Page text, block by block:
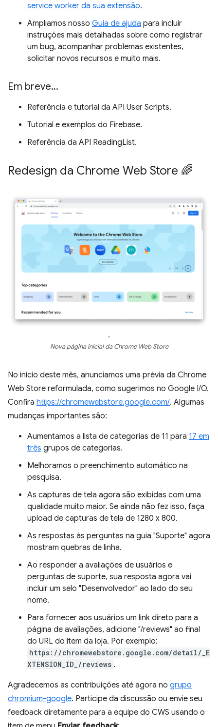
service worker da sua extensão.
Ampliamos nosso Guia de ajuda para incluir
instruções mais detalhadas sobre como registrar
um bug, acompanhar problemas existentes,
solicitar novos recursos e muito mais.
Em breve...
Referência e tutorial da API User Scripts.
Tutorial e exemplos do Firebase.
Referência da API ReadingList.
Redesign da Chrome Web Store 🌈
.
Nova página inicial da Chrome Web Store
No início deste mês, anunciamos uma prévia da Chrome
Web Store reformulada, como sugerimos no Google I/O.
Confira https://chromewebstore.google.com/. Algumas
mudanças importantes são:
Aumentamos a lista de categorias de 11 para 17 em
três grupos de categorias.
Melhoramos o preenchimento automático na
pesquisa.
As capturas de tela agora são exibidas com uma
qualidade muito maior. Se ainda não fez isso, faça
upload de capturas de tela de 1280 x 800.
As respostas às perguntas na guia "Suporte" agora
mostram quebras de linha.
Ao responder a avaliações de usuários e
perguntas de suporte, sua resposta agora vai
incluir um selo "Desenvolvedor" ao lado do seu
nome.
Para fornecer aos usuários um link direto para a
página de avaliações, adicione "/reviews" ao final
do URL do item da loja. Por exemplo:
https://chromewebstore.google.com/detail/_E
XTENSION_ID_/reviews .
Agradecemos as contribuições até agora no grupo
chromium-google. Participe da discussão ou envie seu
feedback diretamente para a equipe do CWS usando o